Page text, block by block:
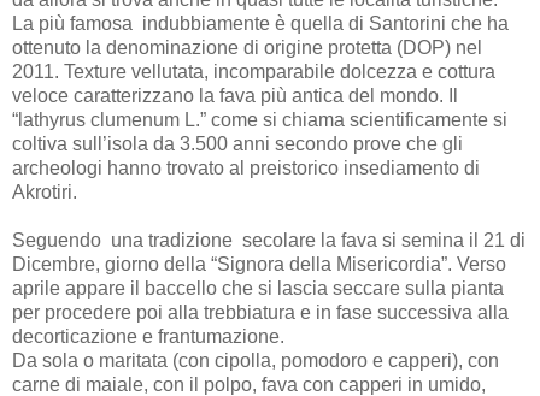
La più famosa indubbiamente è quella di Santorini che ha
ottenuto la denominazione di origine protetta (DOP) nel
2011. Texture vellutata, incomparabile dolcezza e cottura
veloce caratterizzano la fava più antica del mondo. Il
“lathyrus clumenum L.” come si chiama scientificamente si
coltiva sull’isola da 3.500 anni secondo prove che gli
archeologi hanno trovato al preistorico insediamento di
Akrotiri.
Seguendo una tradizione secolare la fava si semina il 21 di
Dicembre, giorno della “Signora della Misericordia”. Verso
aprile appare il baccello che si lascia seccare sulla pianta
per procedere poi alla trebbiatura e in fase successiva alla
decorticazione e frantumazione.
Da sola o maritata (con cipolla, pomodoro e capperi), con
carne di maiale, con il polpo, fava con capperi in umido,